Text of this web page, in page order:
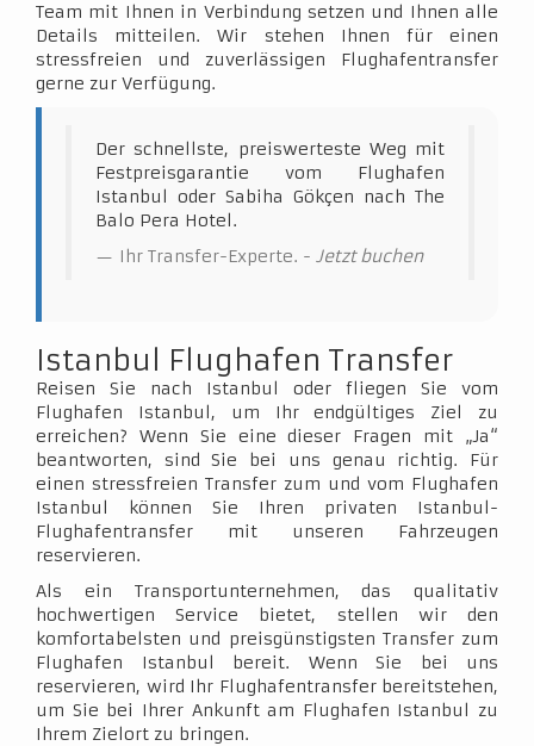
Team mit Ihnen in Verbindung setzen und Ihnen alle
Details mitteilen. Wir stehen Ihnen für einen
stressfreien und zuverlässigen Flughafentransfer
gerne zur Verfügung.
Der schnellste, preiswerteste Weg mit
Festpreisgarantie vom Flughafen
Istanbul oder Sabiha Gökçen nach The
Balo Pera Hotel.
Ihr Transfer-Experte. - Jetzt buchen
Istanbul Flughafen Transfer
Reisen Sie nach Istanbul oder fliegen Sie vom
Flughafen Istanbul, um Ihr endgültiges Ziel zu
erreichen? Wenn Sie eine dieser Fragen mit „Ja“
beantworten, sind Sie bei uns genau richtig. Für
einen stressfreien Transfer zum und vom Flughafen
Istanbul können Sie Ihren privaten Istanbul-
Flughafentransfer mit unseren Fahrzeugen
reservieren.
Als ein Transportunternehmen, das qualitativ
hochwertigen Service bietet, stellen wir den
komfortabelsten und preisgünstigsten Transfer zum
Flughafen Istanbul bereit. Wenn Sie bei uns
reservieren, wird Ihr Flughafentransfer bereitstehen,
um Sie bei Ihrer Ankunft am Flughafen Istanbul zu
Ihrem Zielort zu bringen.